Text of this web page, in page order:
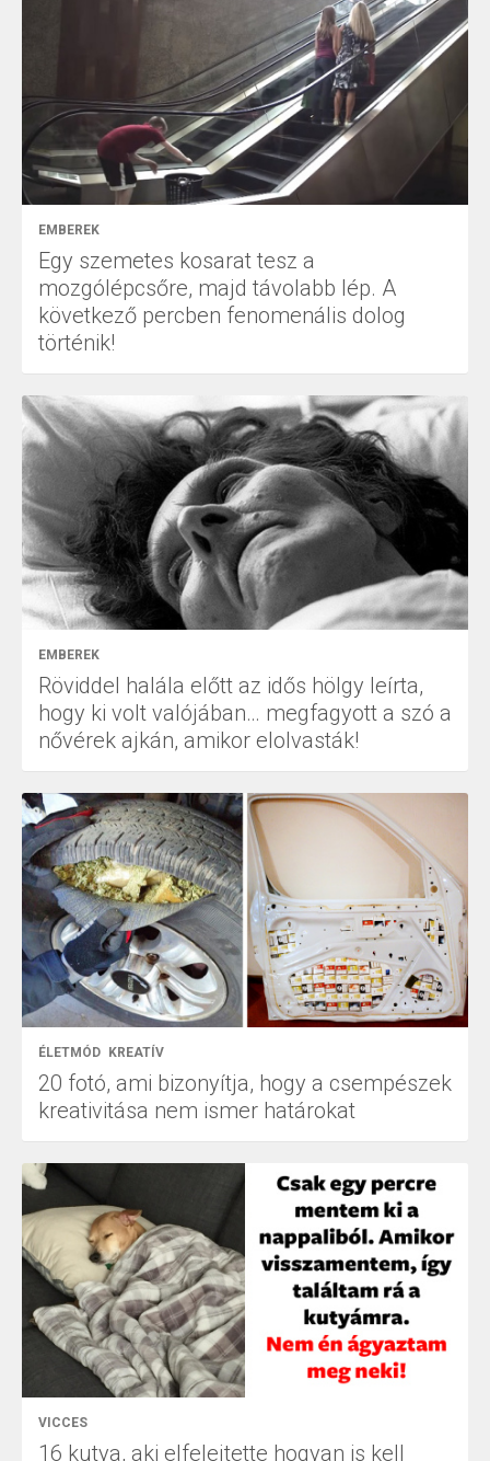
EMBEREK
Egy szemetes kosarat tesz a
mozgólépcsőre, majd távolabb lép. A
következő percben fenomenális dolog
történik!
EMBEREK
Röviddel halála előtt az idős hölgy leírta,
hogy ki volt valójában… megfagyott a szó a
nővérek ajkán, amikor elolvasták!
ÉLETMÓD KREATÍV
20 fotó, ami bizonyítja, hogy a csempészek
kreativitása nem ismer határokat
VICCES
16 kutya, aki elfelejtette hogyan is kell